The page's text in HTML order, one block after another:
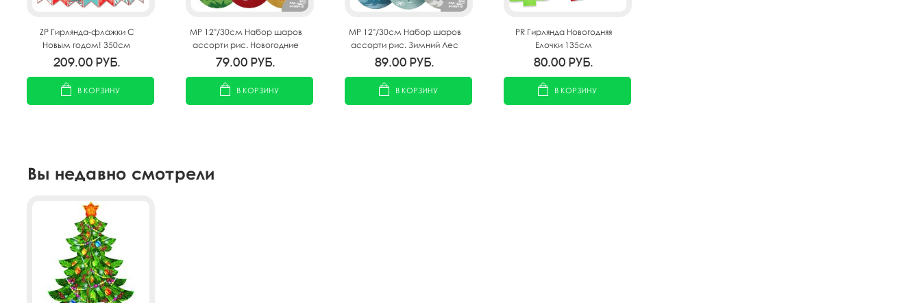
ZP Гирлянда-флажки С
Новым годом! 350см
209.00 руб.
В КОРЗИНУ
MP 12"/30см Набор шаров
ассорти рис. Новогодние
Подарки 10шт
79.00 руб.
В КОРЗИНУ
MP 12"/30см Набор шаров
ассорти рис. Зимний Лес
10шт
89.00 руб.
В КОРЗИНУ
PR Гирлянда Новогодняя
Елочки 135см
80.00 руб.
В КОРЗИНУ
Вы недавно смотрели